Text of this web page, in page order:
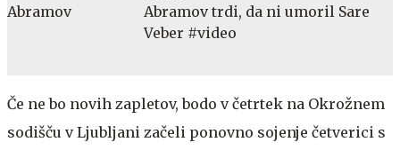
Abramov trdi, da ni umoril Sare
Veber #video
Če ne bo novih zapletov, bodo v četrtek na Okrožnem
sodišču v Ljubljani začeli ponovno sojenje četverici s